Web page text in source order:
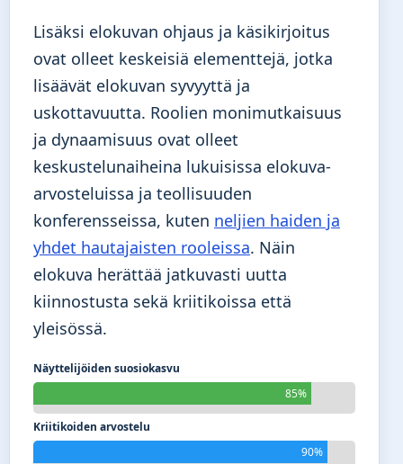
Lisäksi elokuvan ohjaus ja käsikirjoitus
ovat olleet keskeisiä elementtejä, jotka
lisäävät elokuvan syvyyttä ja
uskottavuutta. Roolien monimutkaisuus
ja dynaamisuus ovat olleet
keskustelunaiheina lukuisissa elokuva-
arvosteluissa ja teollisuuden
konferensseissa, kuten neljien haiden ja
yhdet hautajaisten rooleissa. Näin
elokuva herättää jatkuvasti uutta
kiinnostusta sekä kriitikoissa että
yleisössä.
Näyttelijöiden suosiokasvu
85%
Kriitikoiden arvostelu
90%